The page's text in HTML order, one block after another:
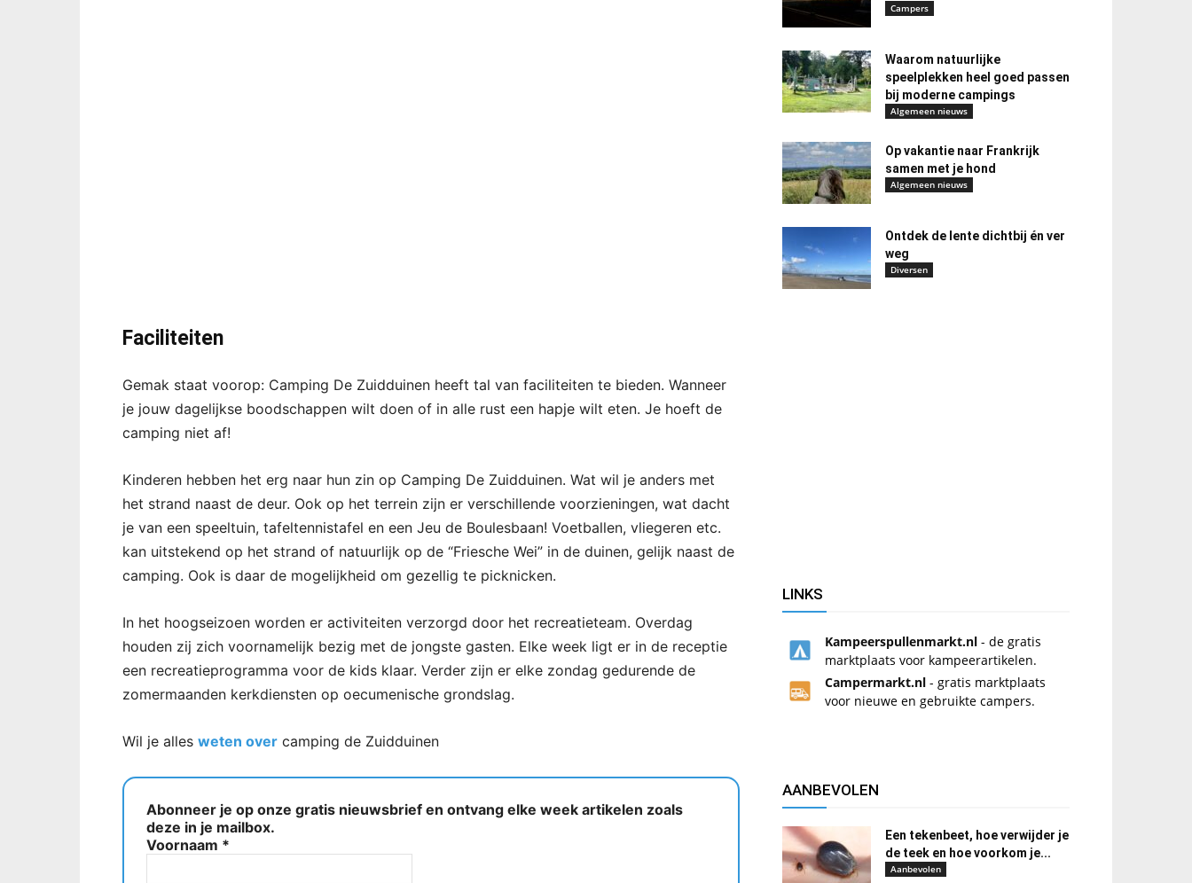
Faciliteiten
Gemak staat voorop: Camping De Zuidduinen heeft tal van faciliteiten te bieden. Wanneer
je jouw dagelijkse boodschappen wilt doen of in alle rust een hapje wilt eten. Je hoeft de
camping niet af!
Kinderen hebben het erg naar hun zin op Camping De Zuidduinen. Wat wil je anders met
het strand naast de deur. Ook op het terrein zijn er verschillende voorzieningen, wat dacht
je van een speeltuin, tafeltennistafel en een Jeu de Boulesbaan! Voetballen, vliegeren etc.
kan uitstekend op het strand of natuurlijk op de “Friesche Wei” in de duinen, gelijk naast de
camping. Ook is daar de mogelijkheid om gezellig te picknicken.
In het hoogseizoen worden er activiteiten verzorgd door het recreatieteam. Overdag
houden zij zich voornamelijk bezig met de jongste gasten. Elke week ligt er in de receptie
een recreatieprogramma voor de kids klaar. Verder zijn er elke zondag gedurende de
zomermaanden kerkdiensten op oecumenische grondslag.
Wil je alles weten over camping de Zuidduinen
Abonneer je op onze gratis nieuwsbrief en ontvang elke week artikelen zoals
deze in je mailbox.
Voornaam *
Campers
Waarom natuurlijke
speelplekken heel goed passen
bij moderne campings
Algemeen nieuws
Op vakantie naar Frankrijk
samen met je hond
Algemeen nieuws
Ontdek de lente dichtbij én ver
weg
Diversen
LINKS
Kampeerspullenmarkt.nl - de gratis
marktplaats voor kampeerartikelen.
Campermarkt.nl - gratis marktplaats
voor nieuwe en gebruikte campers.
AANBEVOLEN
Een tekenbeet, hoe verwijder je
de teek en hoe voorkom je...
Aanbevolen